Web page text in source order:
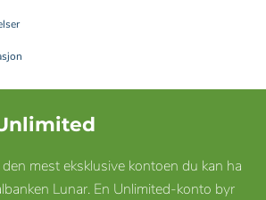
mest eksklusive kontoen du kan ha
Lunar. En Unlimited-konto byr